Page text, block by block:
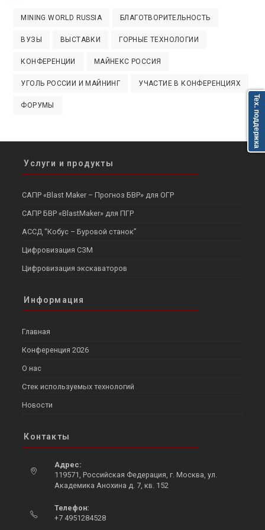
MINING WORLD RUSSIA БЛАГОТВОРИТЕЛЬНОСТЬ
ВУЗЫ ВЫСТАВКИ ГОРНЫЕ ТЕХНОЛОГИИ
КОНФЕРЕНЦИИ МАЙНЕКС РОССИЯ
УГОЛЬ РОССИИ И МАЙНИНГ УЧАСТИЕ В КОНФЕРЕНЦИЯХ
ФОРУМЫ
Услуги и продукты
САПР «Blast Maker – Прогноз БВР» для ОГР
САПР БВР «BlastMaker» для ПГР
АССД “Кобус – Буровой станок”
Цифровизация СЗМ
Цифровизация экскаваторов
Информация
Главная
Конференция 2026
О нас
Стек используемых технологий
Новости
Контакты
Адрес:
119571, Российская Федерация, г. Москва, ул.
Академика Анохина д. 7, кв. 152
in
a
Телефон:
+7 4951284528
Тех. поддержка